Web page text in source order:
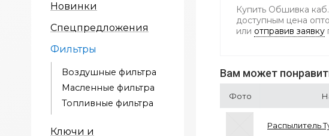
Новинки
Спецпредложения
Фильтры
Воздушные фильтра
Масленные фильтра
Топливные фильтра
Ключи и
Купить Обшивка
доступным цена
или отправив заявку
Вам может
Фото
Распылитель